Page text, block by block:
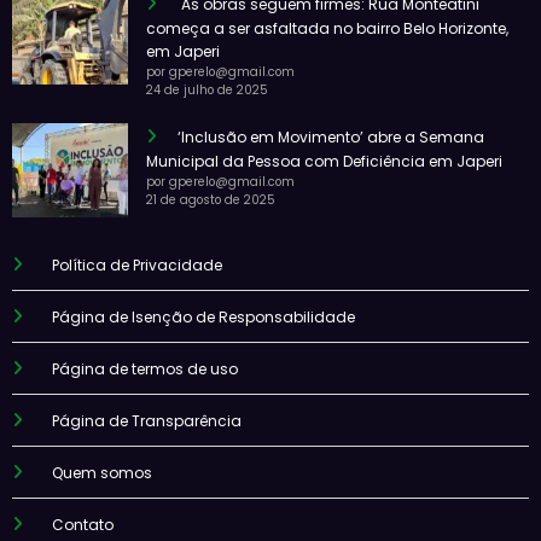
As obras seguem firmes: Rua Monteatini
começa a ser asfaltada no bairro Belo Horizonte,
em Japeri
por gperelo@gmail.com
24 de julho de 2025
‘Inclusão em Movimento’ abre a Semana
Municipal da Pessoa com Deficiência em Japeri
por gperelo@gmail.com
21 de agosto de 2025
Política de Privacidade
Página de Isenção de Responsabilidade
Página de termos de uso
Página de Transparência
Quem somos
Contato